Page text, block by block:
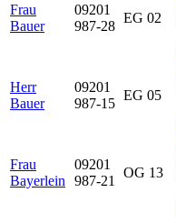
Frau
Bauer
09201
987-28
EG 02
Herr
Bauer
09201
987-15
EG 05
Frau
Bayerlein
09201
987-21
OG 13